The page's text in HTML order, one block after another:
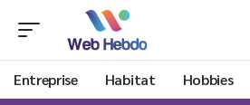
Entreprise Habitat Hobbies